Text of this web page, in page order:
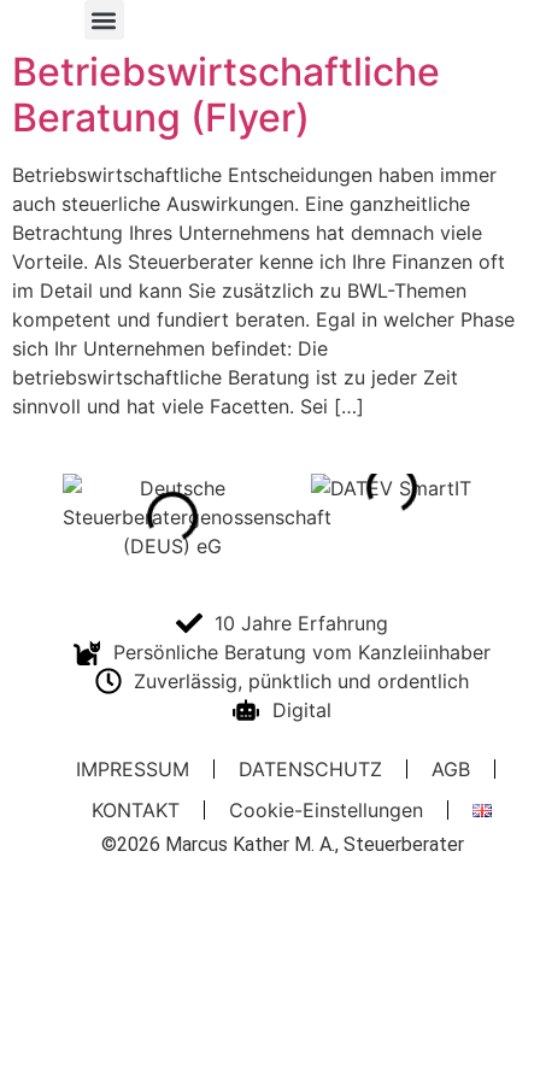
Betriebswirtschaftliche
Beratung (Flyer)
Betriebswirtschaftliche Entscheidungen haben immer
auch steuerliche Auswirkungen. Eine ganzheitliche
Betrachtung Ihres Unternehmens hat demnach viele
Vorteile. Als Steuerberater kenne ich Ihre Finanzen oft
im Detail und kann Sie zusätzlich zu BWL-Themen
kompetent und fundiert beraten. Egal in welcher Phase
sich Ihr Unternehmen befindet: Die
betriebswirtschaftliche Beratung ist zu jeder Zeit
sinnvoll und hat viele Facetten. Sei […]
10 Jahre Erfahrung
Persönliche Beratung vom Kanzleiinhaber
Zuverlässig, pünktlich und ordentlich
Digital
IMPRESSUM DATENSCHUTZ
AGB
KONTAKT
Cookie-Einstellungen
©2026 Marcus Kather M. A., Steuerberater